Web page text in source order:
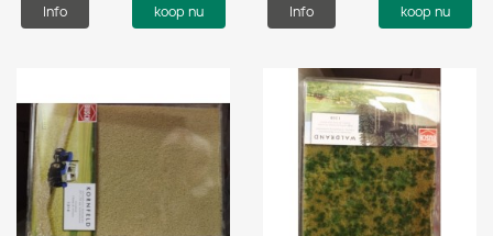
Info koop nu Info koop nu